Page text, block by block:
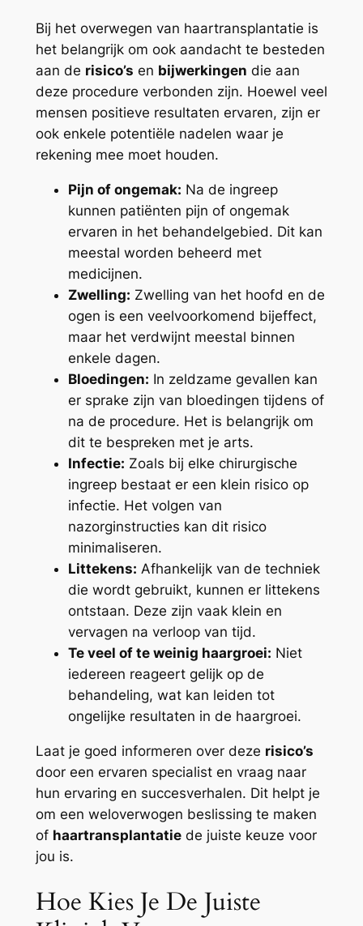
Bij het overwegen van haartransplantatie is
het belangrijk om ook aandacht te besteden
aan de risico’s en bijwerkingen die aan
deze procedure verbonden zijn. Hoewel veel
mensen positieve resultaten ervaren, zijn er
ook enkele potentiële nadelen waar je
rekening mee moet houden.
Pijn of ongemak: Na de ingreep
kunnen patiënten pijn of ongemak
ervaren in het behandelgebied. Dit kan
meestal worden beheerd met
medicijnen.
Zwelling: Zwelling van het hoofd en de
ogen is een veelvoorkomend bijeffect,
maar het verdwijnt meestal binnen
enkele dagen.
Bloedingen: In zeldzame gevallen kan
er sprake zijn van bloedingen tijdens of
na de procedure. Het is belangrijk om
dit te bespreken met je arts.
Infectie: Zoals bij elke chirurgische
ingreep bestaat er een klein risico op
infectie. Het volgen van
nazorginstructies kan dit risico
minimaliseren.
Littekens: Afhankelijk van de techniek
die wordt gebruikt, kunnen er littekens
ontstaan. Deze zijn vaak klein en
vervagen na verloop van tijd.
Te veel of te weinig haargroei: Niet
iedereen reageert gelijk op de
behandeling, wat kan leiden tot
ongelijke resultaten in de haargroei.
Laat je goed informeren over deze risico’s
door een ervaren specialist en vraag naar
hun ervaring en succesverhalen. Dit helpt je
om een weloverwogen beslissing te maken
of haartransplantatiede juiste keuze voor
jou is.
Hoe Kies Je De Juiste